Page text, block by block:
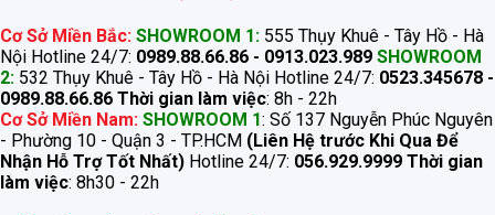
Cơ Sở Miền Bắc: SHOWROOM 1: 555 Thụy Khuê - Tây Hồ - Hà
Nội Hotline 24/7: 0989.88.66.86 - 0913.023.989 SHOWROOM
2: 532 Thụy Khuê - Tây Hồ - Hà Nội Hotline 24/7: 0523.345678 -
0989.88.66.86 Thời gian làm việc: 8h - 22h
Cơ Sở Miền Nam: SHOWROOM 1: Số 137 Nguyễn Phúc Nguyên
- Phường 10 - Quận 3 - TP.HCM (Liên Hệ trước Khi Qua Để
Nhận Hỗ Trợ Tốt Nhất) Hotline 24/7: 056.929.9999 Thời gian
làm việc: 8h30 - 22h